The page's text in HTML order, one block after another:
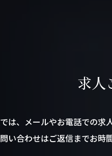
求人
は、メールやお電話での求
い合わせはご返信までお